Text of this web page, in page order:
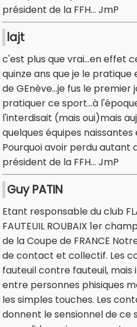
président de la FFH... JmP
lajt
c'est plus que vrai...en effet
quinze ans que je le pratique
de GEnève...je fus le premier
pratiquer ce sport...à
l'interdisait (mais oui)mais
quelques équipes naissantes
Pourquoi avoir perdu autant
président de la FFH... JmP
Guy PATIN
Etant responsable du club
FAUTEUIL ROUBAIX 1er
de la Coupe de FRANCE
de contact et collectif. Les
fauteuil contre fauteuil, mais
entre personnes phisiques
les simples touches. Les
donnent le sensionnel de ce